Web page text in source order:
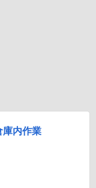
庫内作業